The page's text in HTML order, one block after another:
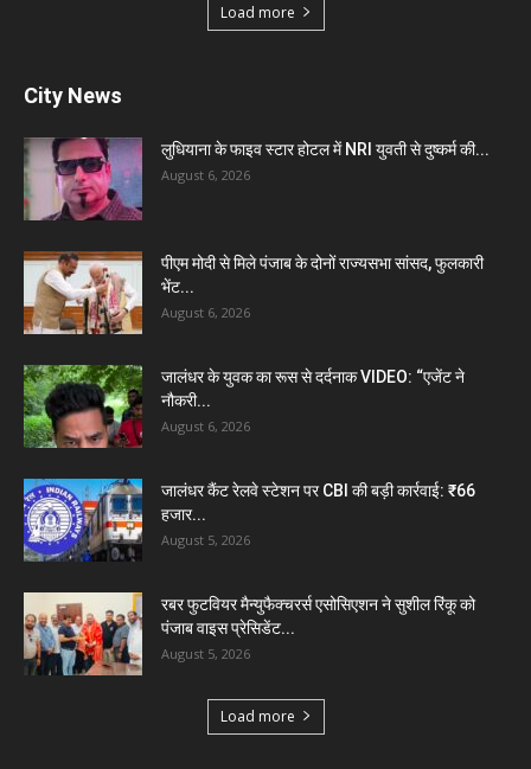
Load more
City News
लुधियाना के फाइव स्टार होटल में NRI युवती से दुष्कर्म की...
August 6, 2026
पीएम मोदी से मिले पंजाब के दोनों राज्यसभा सांसद, फुलकारी
भेंट...
August 6, 2026
जालंधर के युवक का रूस से दर्दनाक VIDEO: “एजेंट ने
नौकरी...
August 6, 2026
जालंधर कैंट रेलवे स्टेशन पर CBI की बड़ी कार्रवाई: ₹66
हजार...
August 5, 2026
रबर फुटवियर मैन्युफैक्चरर्स एसोसिएशन ने सुशील रिंकू को
पंजाब वाइस प्रेसिडेंट...
August 5, 2026
Load more